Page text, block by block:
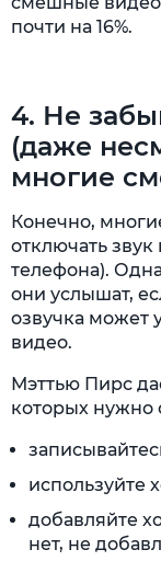
почти на 16%.
4. Не
(даже
многие
Конечно,
отключать
телефона).
они услышат,
озвучка может
видео.
Мэттью Пирс
которых нужно
используйте
добавляйте
нет, не